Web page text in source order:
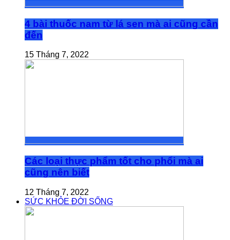
4 bài thuốc nam từ lá sen mà ai cũng cần
đến
15 Tháng 7, 2022
Các loại thực phẩm tốt cho phổi mà ai
cũng nên biết
12 Tháng 7, 2022
SỨC KHỎE ĐỜI SỐNG